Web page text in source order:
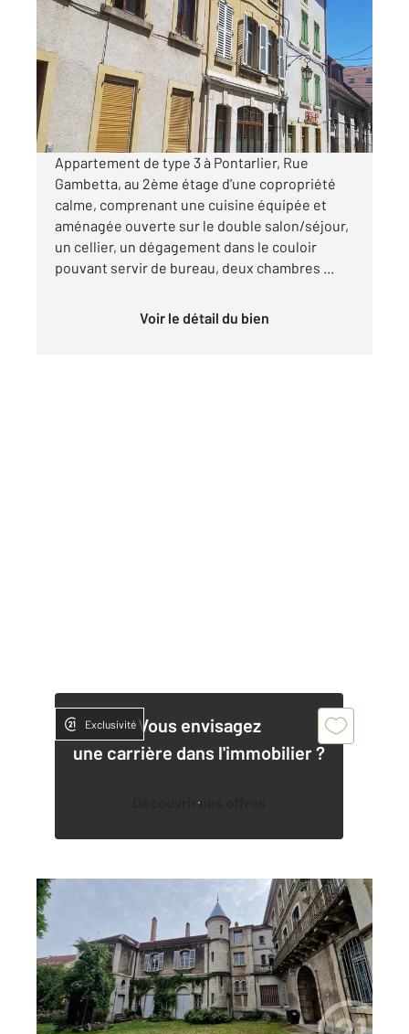
87 m , 3 pièces
Ref : 27514
Appartement F3 à louer
1 165 €
par mois charges comprises
Appartement de type 3 à Pontarlier, Rue
Gambetta, au 2ème étage d'une copropriété
calme, comprenant une cuisine équipée et
aménagée ouverte sur le double salon/séjour,
un cellier, un dégagement dans le couloir
pouvant servir de bureau, deux chambres ...
Voir le détail du bien
Vous envisagez
une carrière dans l'immobilier ?
Découvrir nos offres
Exclusivité
, 3 pièces
Ref : 27681
Appartement Duplex à louer
850 €
par mois charges comprises